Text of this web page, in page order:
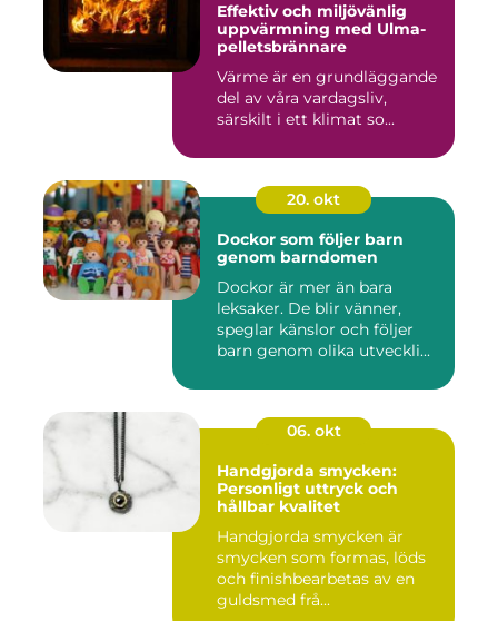
Effektiv och miljövänlig
uppvärmning med Ulma-
pelletsbrännare
Värme är en grundläggande
del av våra vardagsliv,
särskilt i ett klimat so...
20. okt
Dockor som följer barn
genom barndomen
Dockor är mer än bara
leksaker. De blir vänner,
speglar känslor och följer
barn genom olika utveckli...
06. okt
Handgjorda smycken:
Personligt uttryck och
hållbar kvalitet
Handgjorda smycken är
smycken som formas, löds
och finishbearbetas av en
guldsmed frå...